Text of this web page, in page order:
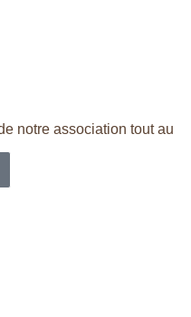
notre association tout au